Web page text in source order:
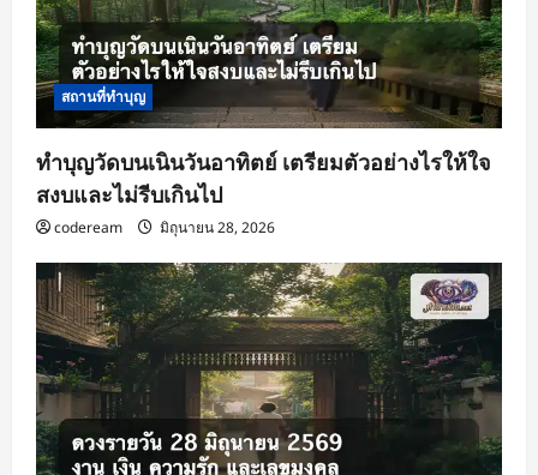
สถานที่ทำบุญ
ทำบุญวัดบนเนินวันอาทิตย์ เตรียมตัวอย่างไรให้ใจ
สงบและไม่รีบเกินไป
codeream มิถุนายน 28, 2026